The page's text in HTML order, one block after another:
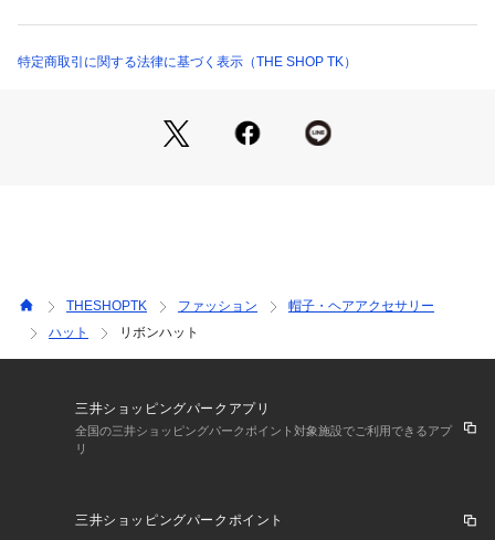
ます。
Tシャツ×デニムにラフに、ワンピースやセットアップに合わせ
ります。また、パソコン・スマートフォンなどの環境により、
若干製品と画像のカラーが異なる場合もございます。
特定商取引に関する法律に基づく表示（THE SHOP TK）
THESHOPTK ファッション
帽子・ヘアアクセサリー
ハット
リボンハット
三井ショッピングパークアプリ
全国の三井ショッピングパークポイント対象施設でご利用できるアプ
リ
三井ショッピングパークポイント